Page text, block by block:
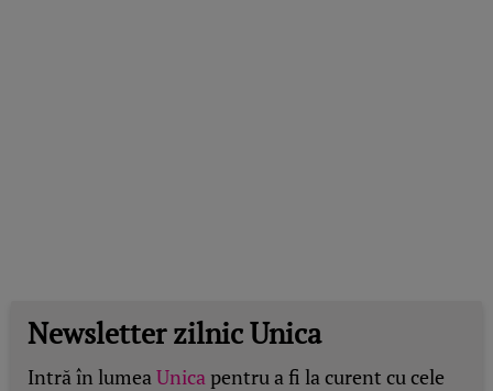
Newsletter zilnic Unica
Intră în lumeaUnicapentru a fi la curent cu cele